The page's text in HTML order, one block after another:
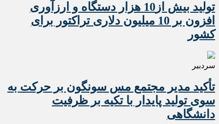
تولید بیش از10 هزار دستگاه و ارزآوری
افزون بر 10 میلیون دلاری تراکتور برای
کشور
سردبیر
تأکید مدیر مجتمع مس سونگون بر حرکت به
سوی تولید پایدار با تکیه بر ظرفیت
دانشگاهی